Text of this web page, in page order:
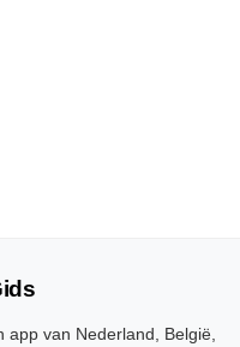
van Nederland, België,